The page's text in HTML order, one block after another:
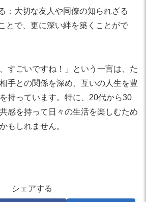
：大切な友人や同僚の知られざる
とで、更に深い絆を築くことがで
すごいですね！」という一言は、た
手との関係を深め、互いの人生を豊
持っています。特に、20代から30
感を持って日々の生活を楽しむため
もしれません。
シェアする